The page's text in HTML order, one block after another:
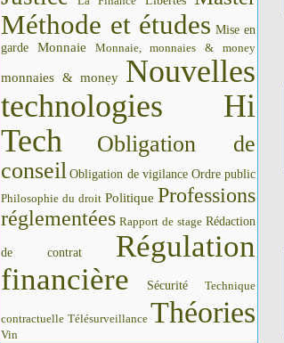
Méthode et études Mise en
garde
Monnaie Monnaie, monnaies & money
monnaies & money Nouvelles
technologies Hi
Tech
Obligation de
conseil Obligation de vigilance Ordre public
Philosophie du droit Politique Professions
réglementées Rapport de stage Rédaction
de contrat
Régulation
financière
Sécurité Technique
contractuelle Télésurveillance Théories
Vin